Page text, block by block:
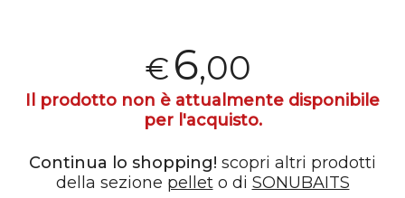
€6,00
Il prodotto non è attualmente disponibile
per l'acquisto.
Continua lo shopping! scopri altri prodotti
della sezione pelleto di SONUBAITS